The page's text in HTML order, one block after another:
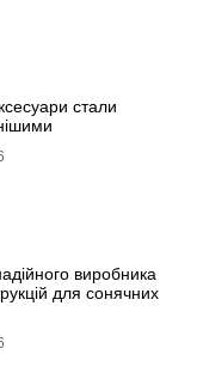
стали
виробника
для сонячних